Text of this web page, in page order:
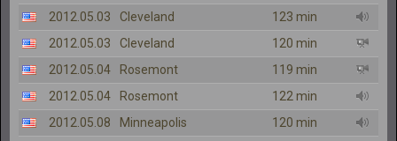
2012.05.03
Cleveland
123 min
2012.05.03
Cleveland
120 min
2012.05.04
Rosemont
119 min
2012.05.04
Rosemont
122 min
2012.05.08
Minneapolis
120 min